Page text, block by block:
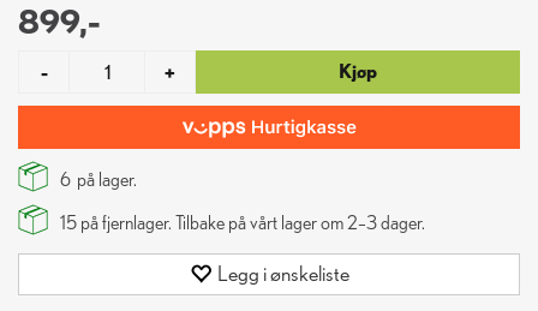
899,-
- + Kjøp
6 på lager.
15 på fjernlager. Tilbake på vårt lager om 2–3 dager.
Legg i ønskeliste